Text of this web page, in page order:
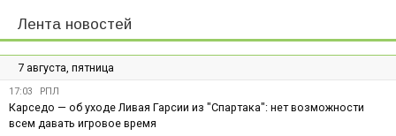
Лента новостей
7 августа, пятница
17:03 РПЛ
Карседо — об уходе Ливая Гарсии из "Спартака": нет возможности
всем давать игровое время